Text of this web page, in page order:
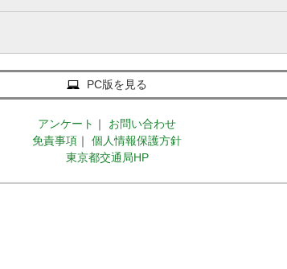
PC版を見る
アンケート ｜
お問い合わせ
免責事項 ｜
個人情報保護方針
東京都交通局HP